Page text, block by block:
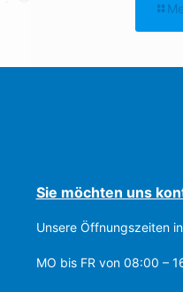
Sie möchten uns
Unsere Öffnungszeiten
MO bis FR von 08:00 –